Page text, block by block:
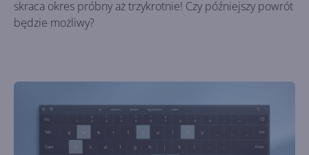
skraca okres próbny aż trzykrotnie! Czy późniejszy powrót
będzie możliwy?